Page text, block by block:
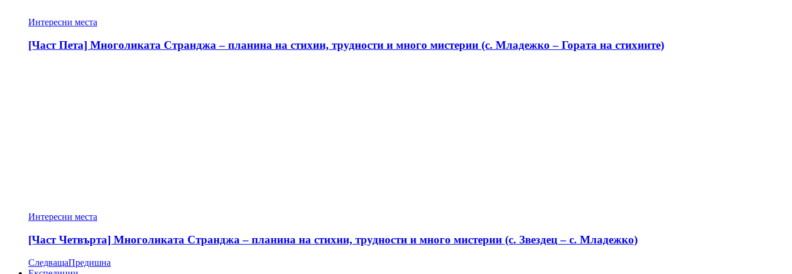
Интересни места
[Част Пета] Многоликата Странджа – планина на стихии, трудности и много мистерии (с. Младежко – Гората на стихиите)
Интересни места
[Част Четвърта] Многоликата Странджа – планина на стихии, трудности и много мистерии (с. Звездец – с. Младежко)
СледващаПредишна